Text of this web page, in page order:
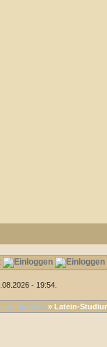
- 19:54.
die Welt » Latein-